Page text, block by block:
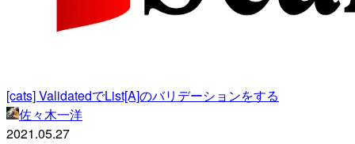
[cats] ValidatedでList[A]のバリデーションをする
佐々木一洋
2021.05.27